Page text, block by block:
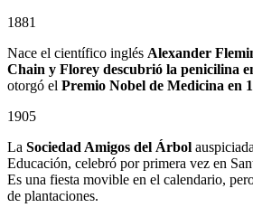
1881
Nace el científico inglés Alexander
Chain y Florey descubrió la penicilina
otorgó el Premio Nobel de Medicina en
1905
La Sociedad Amigos del Árbol
Educación, celebró por primera vez en
Es una fiesta movible en el calendario,
de plantaciones.